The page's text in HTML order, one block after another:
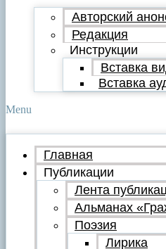
Авторский
Редакция
Инструкции
Вставка
Вставка
Menu
Главная
Публикации
Лента
Альманах
Поэзия
Лирика